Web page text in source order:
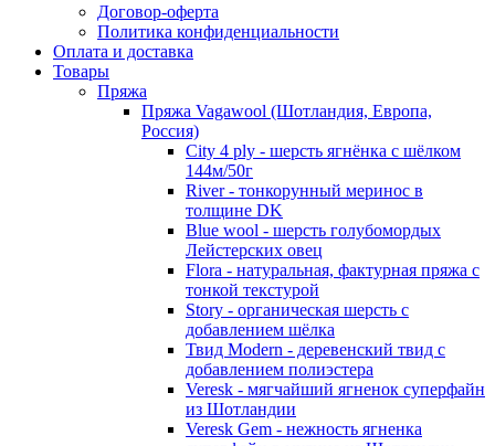
Договор-оферта
Политика конфиденциальности
Оплата и доставка
Товары
Пряжа
Пряжа Vagawool (Шотландия, Европа,
Россия)
City 4 ply - шерсть ягнёнка с шёлком
144м/50г
River - тонкорунный меринос в
толщине DK
Blue wool - шерсть голубомордых
Лейстерских овец
Flora - натуральная, фактурная пряжа с
тонкой текстурой
Story - органическая шерсть с
добавлением шёлка
Твид Modern - деревенский твид с
добавлением полиэстера
Veresk - мягчайший ягненок суперфайн
из Шотландии
Veresk Gem - нежность ягненка